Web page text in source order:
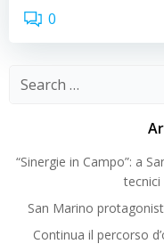
0
Search
“Sinergie in Campo”: a
tecnici
San Marino
Continua il percorso